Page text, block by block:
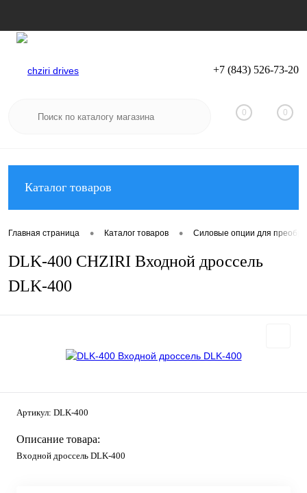
Вход Регистрация
+7 (843) 526-73-20
0 0
Каталог товаров
Главная страница • Каталог товаров • Силовые опции для
DLK-400 CHZIRI Входной дроссель
DLK-400
Артикул: DLK-400
Описание товара:
Входной дроссель DLK-400